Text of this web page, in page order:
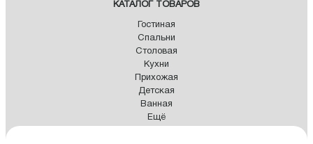
КАТАЛОГ ТОВАРОВ
Гостиная
Спальни
Столовая
Кухни
Прихожая
Детская
Ванная
Ещё